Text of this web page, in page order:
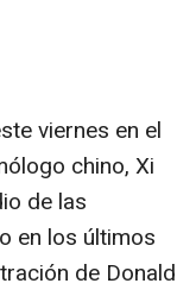
viernes en el
chino, Xi
de las
en los últimos
de Donald